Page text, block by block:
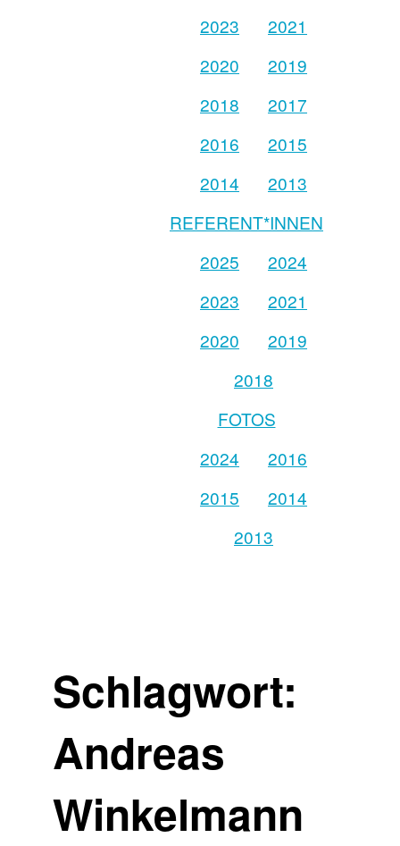
2023
2021
2020
2019
2018
2017
2016
2015
2014
2013
REFERENT*INNEN
2025
2024
2023
2021
2020
2019
2018
FOTOS
2024
2016
2015
2014
2013
Schlagwort:
Andreas
Winkelmann